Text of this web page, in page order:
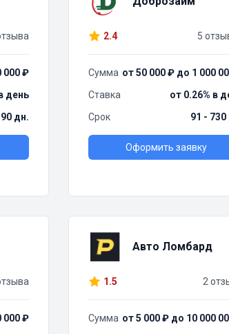
000 ₽
день
дн.
2.4 5
Сумма от 50 000 ₽ до 1 000
Ставка
от 0.26% в
Срок
91 - 730
Оформить заявку
000 ₽
Авто Ломбард
1.5 2
Сумма от 5 000 ₽ до 10 000